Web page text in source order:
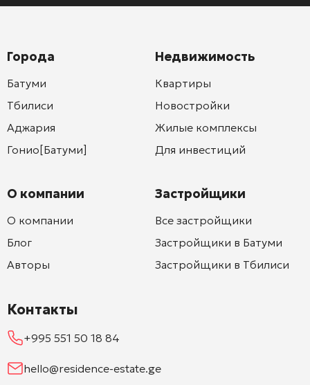
Города
Батуми
Тбилиси
Аджария
Гонио[Батуми]
О компании
О компании
Блог
Авторы
Недвижимость
Квартиры
Новостройки
Жилые комплексы
Для инвестиций
Застройщики
Все застройщики
Застройщики в Батуми
Застройщики в Тбилиси
Контакты
+995 551 50 18 84
hello@residence-estate.ge